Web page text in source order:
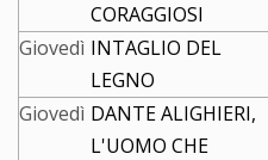
CORAGGIOSI
Giovedì INTAGLIO DEL
LEGNO
Giovedì DANTE ALIGHIERI,
L'UOMO CHE